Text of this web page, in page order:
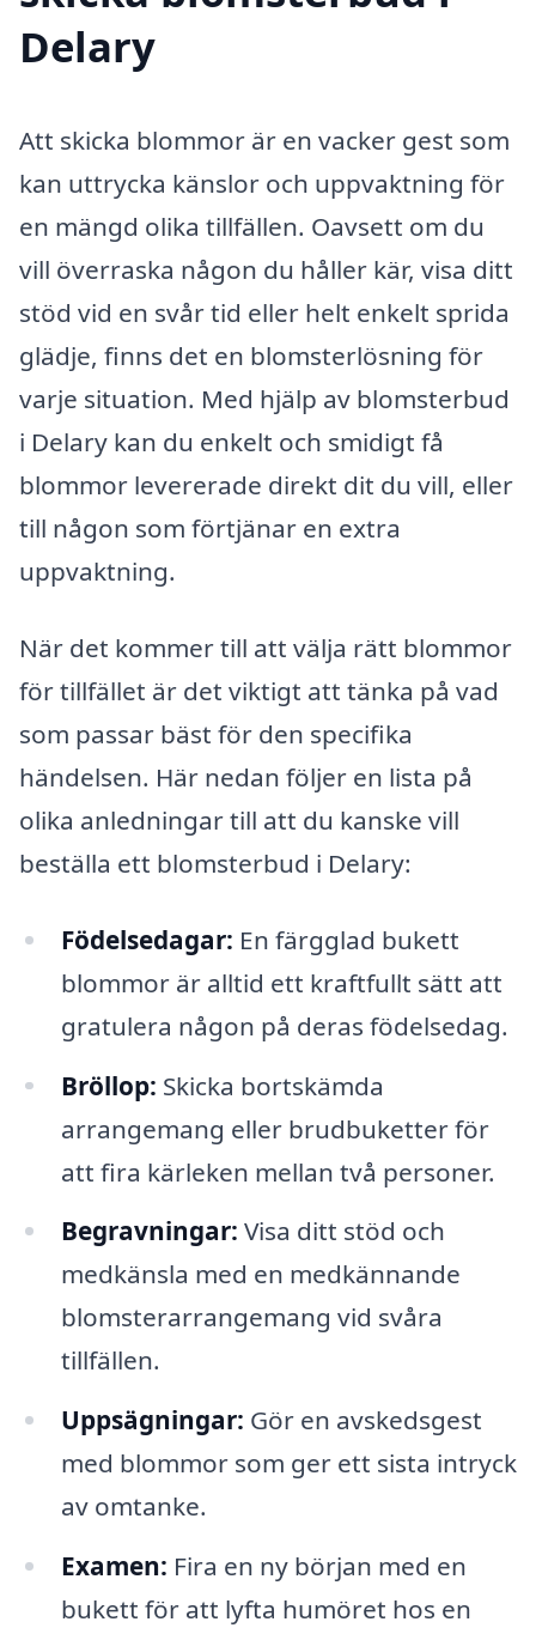
Delary
Att skicka blommor är en vacker gest som
kan uttrycka känslor och uppvaktning för
en mängd olika tillfällen. Oavsett om du
vill överraska någon du håller kär, visa ditt
stöd vid en svår tid eller helt enkelt sprida
glädje, finns det en blomsterlösning för
varje situation. Med hjälp av blomsterbud
i Delary kan du enkelt och smidigt få
blommor levererade direkt dit du vill, eller
till någon som förtjänar en extra
uppvaktning.
När det kommer till att välja rätt blommor
för tillfället är det viktigt att tänka på vad
som passar bäst för den specifika
händelsen. Här nedan följer en lista på
olika anledningar till att du kanske vill
beställa ett blomsterbud i Delary:
Födelsedagar: En färgglad bukett
blommor är alltid ett kraftfullt sätt att
gratulera någon på deras födelsedag.
Bröllop: Skicka bortskämda
arrangemang eller brudbuketter för
att fira kärleken mellan två personer.
Begravningar: Visa ditt stöd och
medkänsla med en medkännande
blomsterarrangemang vid svåra
tillfällen.
Uppsägningar: Gör en avskedsgest
med blommor som ger ett sista intryck
av omtanke.
Examen: Fira en ny början med en
bukett för att lyfta humöret hos en